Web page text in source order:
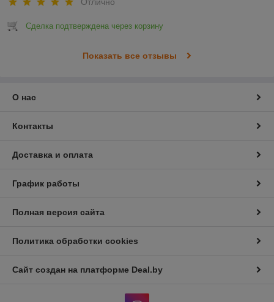
Сделка подтверждена через корзину
Показать все отзывы
О нас
Контакты
Доставка и оплата
График работы
Полная версия сайта
Политика обработки cookies
Сайт создан на платформе Deal.by